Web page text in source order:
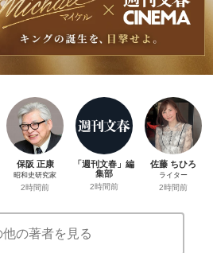
保阪 正康
昭和史研究家
2時間前
「週刊文春」編
集部
2時間前
佐藤 ちひろ
ライター
2時間前
他の著者を見る